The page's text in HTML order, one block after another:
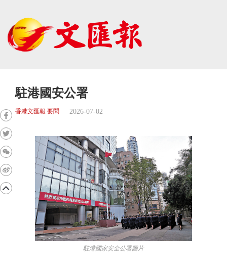
駐港國安公署
香港文匯報 要聞 2026-07-02
駐港國家安全公署圖片